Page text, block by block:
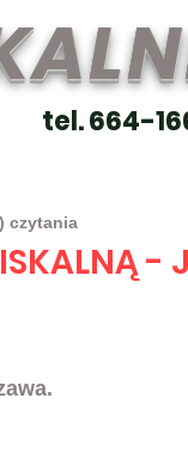
tel. 664-
-
czytania